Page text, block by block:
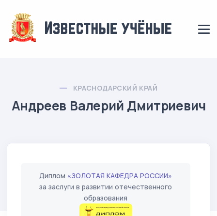
КРАСНОДАРСКИЙ КРАЙ
Андреев Валерий Дмитриевич
Диплом «ЗОЛОТАЯ КАФЕДРА РОССИИ»
за заслуги в развитии отечественного
образования